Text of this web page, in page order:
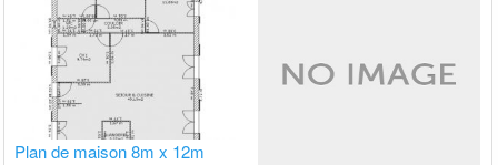
Plan de maison 8m x 12m